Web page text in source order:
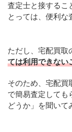
査定士と接するこ
とっては、便利な
ただし、宅配買取
ては利用できない
そのため、宅配買
で簡易査定しても
どうか」を聞いて